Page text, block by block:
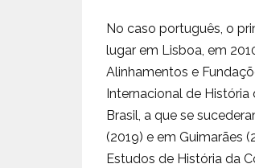
No caso português, o
lugar em Lisboa, em
Alinhamentos e
Internacional de
Brasil, a que se
(2019) e em Guimarães
Estudos de História da